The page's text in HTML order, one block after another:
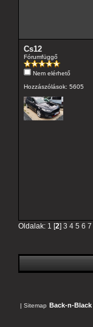
Cs12
Fórumfüggő
Nem elérhető
Hozzászólások: 5605
Oldalak: 1 [2] 3 4 5 6 7
| Sitemap Back-n-Black